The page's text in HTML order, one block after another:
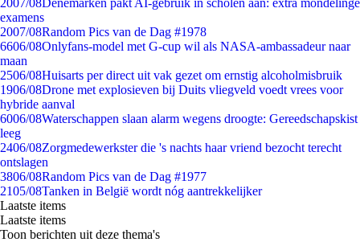
2007/08Denemarken pakt AI-gebruik in scholen aan: extra mondelinge
examens
2007/08Random Pics van de Dag #1978
6606/08Onlyfans-model met G-cup wil als NASA-ambassadeur naar
maan
2506/08Huisarts per direct uit vak gezet om ernstig alcoholmisbruik
1906/08Drone met explosieven bij Duits vliegveld voedt vrees voor
hybride aanval
6006/08Waterschappen slaan alarm wegens droogte: Gereedschapskist
leeg
2406/08Zorgmedewerkster die 's nachts haar vriend bezocht terecht
ontslagen
3806/08Random Pics van de Dag #1977
2105/08Tanken in België wordt nóg aantrekkelijker
Laatste items
Laatste items
Toon berichten uit deze thema's